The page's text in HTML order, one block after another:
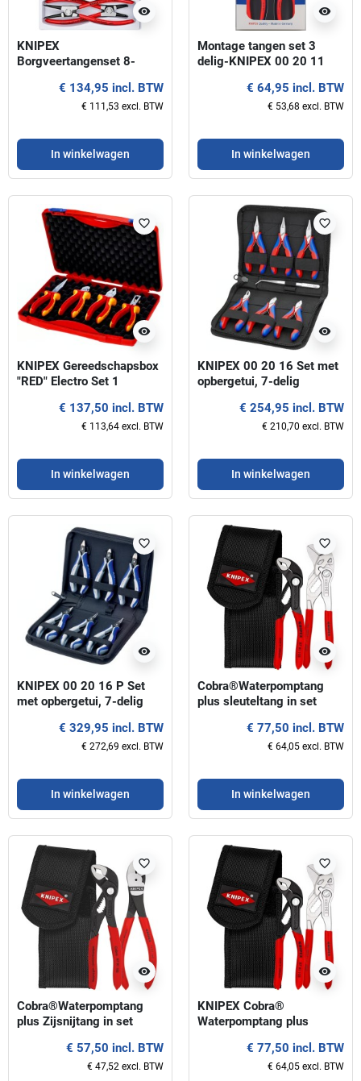
visibility
KNIPEX
Borgveertangenset 8-
buitenringen€ 134,95 incl. BTW
€ 111,53 excl. BTW
In winkelwagen
visibility
Montage tangen set 3
delig-KNIPEX 00 20 11
€ 64,95 incl. BTW
€ 53,68 excl. BTW
In winkelwagen
visibility
favorite_border
KNIPEX Gereedschapsbox
"RED" Electro Set 1
€ 137,50 incl. BTW
€ 113,64 excl. BTW
In winkelwagen
visibility
favorite_border
KNIPEX 00 20 16 Set met
opbergetui, 7-delig
€ 254,95 incl. BTW
€ 210,70 excl. BTW
In winkelwagen
visibility
favorite_border
KNIPEX 00 20 16 P Set
met opbergetui, 7-delig
€ 329,95 incl. BTW
€ 272,69 excl. BTW
In winkelwagen
visibility
favorite_border
Cobra®Waterpomptang
plus sleuteltang in set
€ 77,50 incl. BTW
€ 64,05 excl. BTW
In winkelwagen
visibility
favorite_border
Cobra®Waterpomptang
plus Zijsnijtang in set
€ 57,50 incl. BTW
€ 47,52 excl. BTW
visibility
favorite_border
KNIPEX Cobra®
Waterpomptang plus
€ 77,50 incl. BTW
€ 64,05 excl. BTW